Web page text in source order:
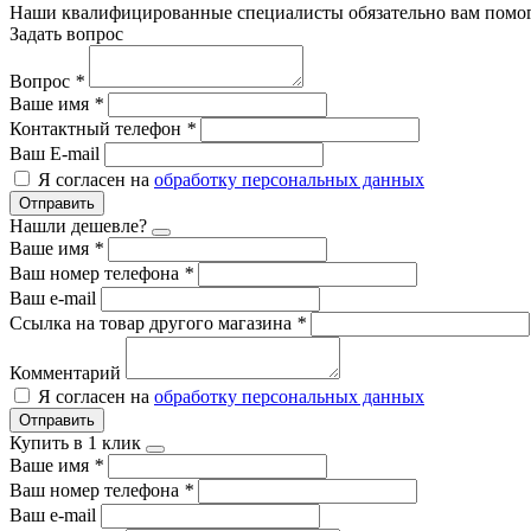
Наши квалифицированные специалисты обязательно вам
Задать вопрос
Вопрос *
Ваше имя *
Контактный телефон *
Ваш E-mail
Я согласен на обработку персональных данных
Отправить
Нашли дешевле?
Ваше имя *
Ваш номер телефона *
Ваш e-mail
Ссылка на товар другого магазина *
Комментарий
Я согласен на обработку персональных данных
Отправить
Купить в 1 клик
Ваше имя *
Ваш номер телефона *
Ваш e-mail